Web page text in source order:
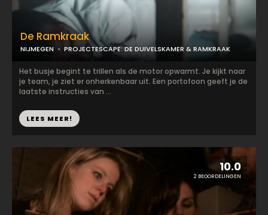
10.0
2 BEOORDELINGEN
De Ramkraak
NIJMEGEN PROJECTESCAPE: DE DUIVELSKAMER & RAMKRAAK
Het busje begint te trillen als de motor opwarmt. Je kijkt naar
je team, je ziet er onherkenbaar uit. Een portofoon geeft je de
laatste instructies van ...
LEES MEER!